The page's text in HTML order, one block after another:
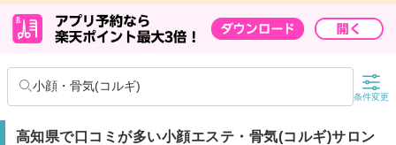
小顔・骨気(コルギ)
条件変更
高知県で口コミが多い小顔エステ・骨気(コルギ)サロン